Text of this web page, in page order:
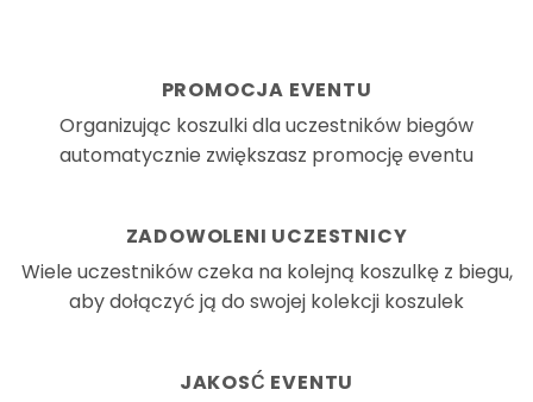
PROMOCJA EVENTU
Organizując koszulki dla uczestników biegów
automatycznie zwiększasz promocję eventu
ZADOWOLENI UCZESTNICY
Wiele uczestników czeka na kolejną koszulkę z biegu,
aby dołączyć ją do swojej kolekcji koszulek
JAKOSĆ EVENTU